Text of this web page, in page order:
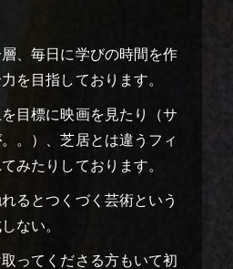
、毎日に学びの時間を作
を目指しております。
目標に映画を見たり（サ
。）、芝居とは違うフィ
みたりしております。
るとつくづく芸術という
ない。
ってくださる方もいて初